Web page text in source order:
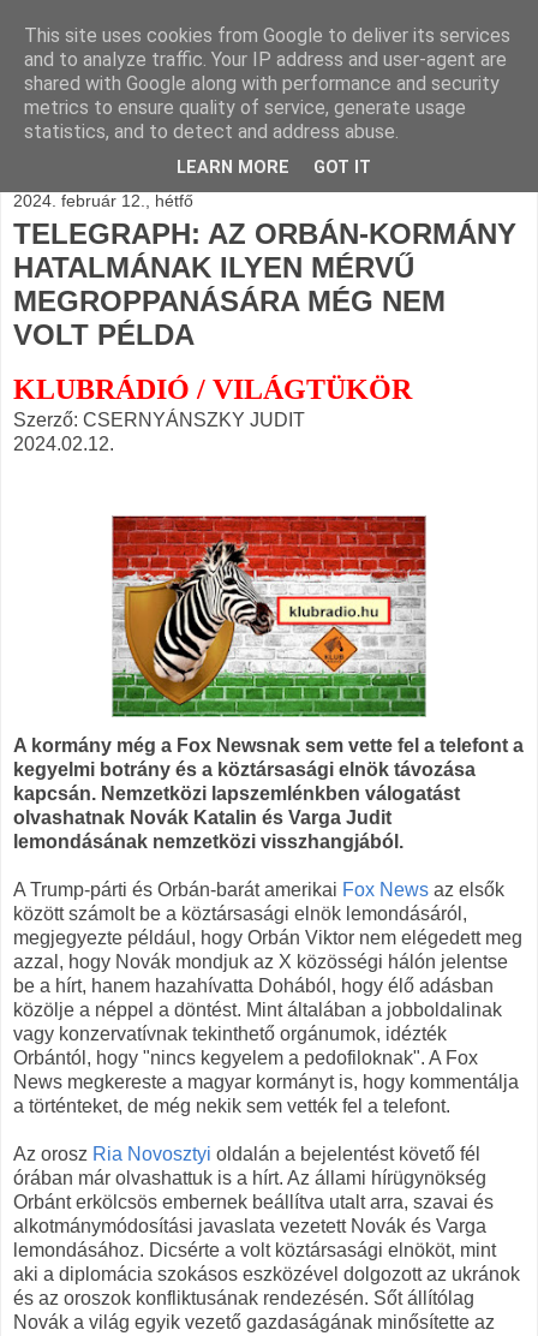
BLOGÁSZAT, napi
blogjava
2024. február 12., hétfő
TELEGRAPH: AZ ORBÁN-KORMÁNY
HATALMÁNAK ILYEN MÉRVŰ
MEGROPPANÁSÁRA MÉG NEM
VOLT PÉLDA
KLUBRÁDIÓ / VILÁGTÜKÖR
Szerző: CSERNYÁNSZKY JUDIT
2024.02.12.
A kormány még a Fox Newsnak sem vette fel a telefont a
kegyelmi botrány és a köztársasági elnök távozása
kapcsán. Nemzetközi lapszemlénkben válogatást
olvashatnak Novák Katalin és Varga Judit
lemondásának nemzetközi visszhangjából.
A Trump-párti és Orbán-barát amerikai Fox News az elsők
között számolt be a köztársasági elnök lemondásáról,
megjegyezte például, hogy Orbán Viktor nem elégedett meg
azzal, hogy Novák mondjuk az X közösségi hálón jelentse
be a hírt, hanem hazahívatta Dohából, hogy élő adásban
közölje a néppel a döntést. Mint általában a jobboldalinak
vagy konzervatívnak tekinthető orgánumok, idézték
Orbántól, hogy "nincs kegyelem a pedofiloknak". A Fox
News megkereste a magyar kormányt is, hogy kommentálja
a történteket, de még nekik sem vették fel a telefont.
Az orosz Ria Novosztyi oldalán a bejelentést követő fél
órában már olvashattuk is a hírt. Az állami hírügynökség
Orbánt erkölcsös embernek beállítva utalt arra, szavai és
alkotmánymódosítási javaslata vezetett Novák és Varga
lemondásához. Dicsérte a volt köztársasági elnököt, mint
aki a diplomácia szokásos eszközével dolgozott az ukránok
és az oroszok konfliktusának rendezésén. Sőt állítólag
Novák a világ egyik vezető gazdaságának minősítette az
This site uses cookies from Google to deliver its services
and to analyze traffic. Your IP address and user-agent are
shared with Google along with performance and security
metrics to ensure quality of service, generate usage
statistics, and to detect and address abuse.
LEARN MORE GOT IT